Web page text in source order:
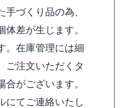
づくり品の為、
差が生じます。
。在庫管理には細
ご注文いただくタ
がございます。
にてご連絡いたし